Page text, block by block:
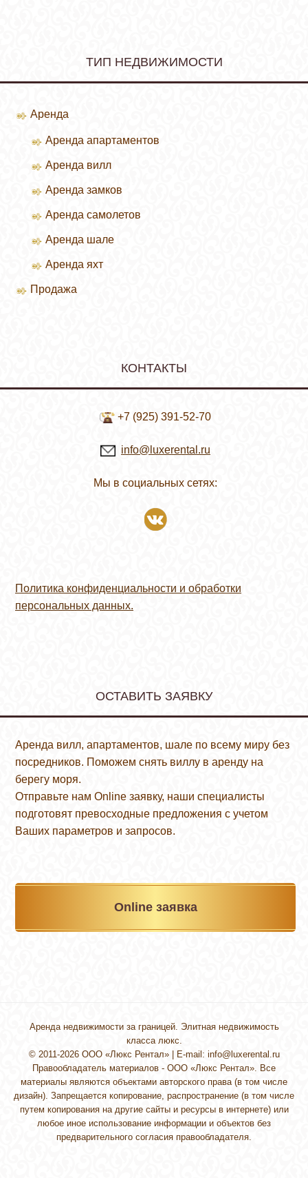
ТИП НЕДВИЖИМОСТИ
Аренда
Аренда апартаментов
Зимние курорты
Летние курорты
Аренда вилл
Аренда замков
Аренда самолетов
Аренда шале
Аренда яхт
Продажа
КОНТАКТЫ
+7 (925) 391-52-70
info@luxerental.ru
Мы в социальных сетях:
Политика конфиденциальности и обработки
персональных данных.
ОСТАВИТЬ ЗАЯВКУ
Аренда вилл, апартаментов, шале по всему миру без
посредников. Поможем снять виллу в аренду на
берегу моря.
Отправьте нам Online заявку, наши специалисты
подготовят превосходные предложения с учетом
Ваших параметров и запросов.
Online заявка
Аренда недвижимости за границей. Элитная недвижимость
класса люкс.
© 2011-2026 ООО «Люкс Рентал» | E-mail: info@luxerental.ru
Правообладатель материалов - ООО «Люкс Рентал». Все
материалы являются объектами авторского права (в том числе
дизайн). Запрещается копирование, распространение (в том числе
путем копирования на другие сайты и ресурсы в интернете) или
любое иное использование информации и объектов без
предварительного согласия правообладателя.